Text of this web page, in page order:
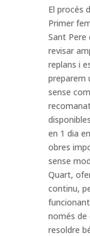
El procés
Primer
Sant Pere
revisar
replans i
preparem
sense
en 1 dia
obres
sense
Quart,
continu,
només de
resoldre